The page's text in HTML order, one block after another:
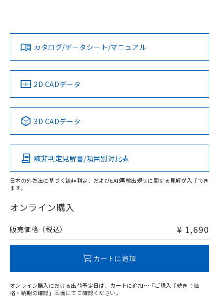
ダウンロードデータをご利用いただく前に、以下を必ずお読
みください。
ソフトウェアの使用条件
対応済み
中国 RoHS 注意事項・凡例
Pb Hg Cd Cr(VI)
O
在庫等で未対応品が混在する可能性があります。
問い合わせください。
LR型式承認
（イギリス
船舶規格）
DNV型式承認
（ノルウェー
BV型式承認
（フランス
KR型式
（韓国
Yes No No No
この製品の規格認証/適合状況ページへ
その他の認証はこちらのページからご検索ください
カタログ/データシート/マニュアル
2D CADデータ
3D CADデータ
該非判定見解書/項目別対比表
日本の外為法に基づく該非判定、およびEAR再輸出規制に関する見解が入手でき
ます。
オンライン購入
販売価格（税込） ¥ 1,690
カートに追加
オンライン購入における出荷予定日は、カートに追加～「ご購入手続き：価
格・納期の確認」画面にてご確認ください。